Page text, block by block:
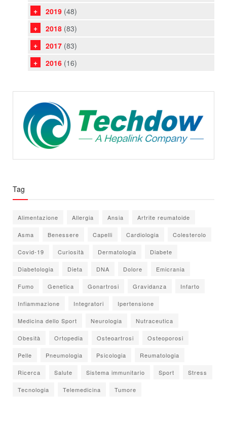
2019 (48)
2018 (83)
2017 (83)
2016 (16)
Tag
Alimentazione Allergia Ansia Artrite reumatoide
Asma Benessere Capelli Cardiologia Colesterolo
Covid-19 Curiosità Dermatologia Diabete
Diabetologia Dieta DNA Dolore Emicrania
Fumo Genetica Gonartrosi Gravidanza Infarto
Infiammazione Integratori Ipertensione
Medicina dello Sport Neurologia Nutraceutica
Obesità Ortopedia Osteoartrosi Osteoporosi
Pelle Pneumologia Psicologia Reumatologia
Ricerca Salute Sistema immunitario Sport Stress
Tecnologia Telemedicina Tumore